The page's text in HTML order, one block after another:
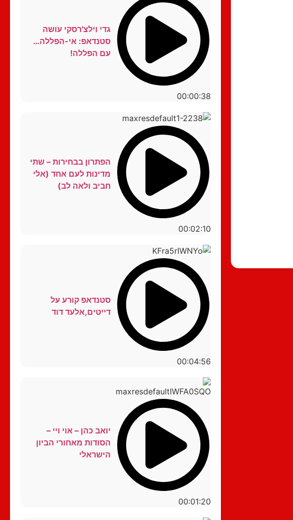
00:00:38
גדי וילצ'רסקי עושה
סטנדאפ: אי-הפללה…
עם הפללה!
00:02:10
הפתרון בבחירות – שתי
מדינות לעם אחד (אלי
חביב ולאה לב)
00:04:56
סטנדאפ קורע על
דייטים,אלעד דוד
00:01:20
יואב כהן – אוי ויי –
הסודות מאחורי הביון
הישראלי